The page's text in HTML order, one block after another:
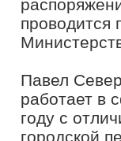
столичных
его
развитие
олимпиадного
академических
обновление
модели